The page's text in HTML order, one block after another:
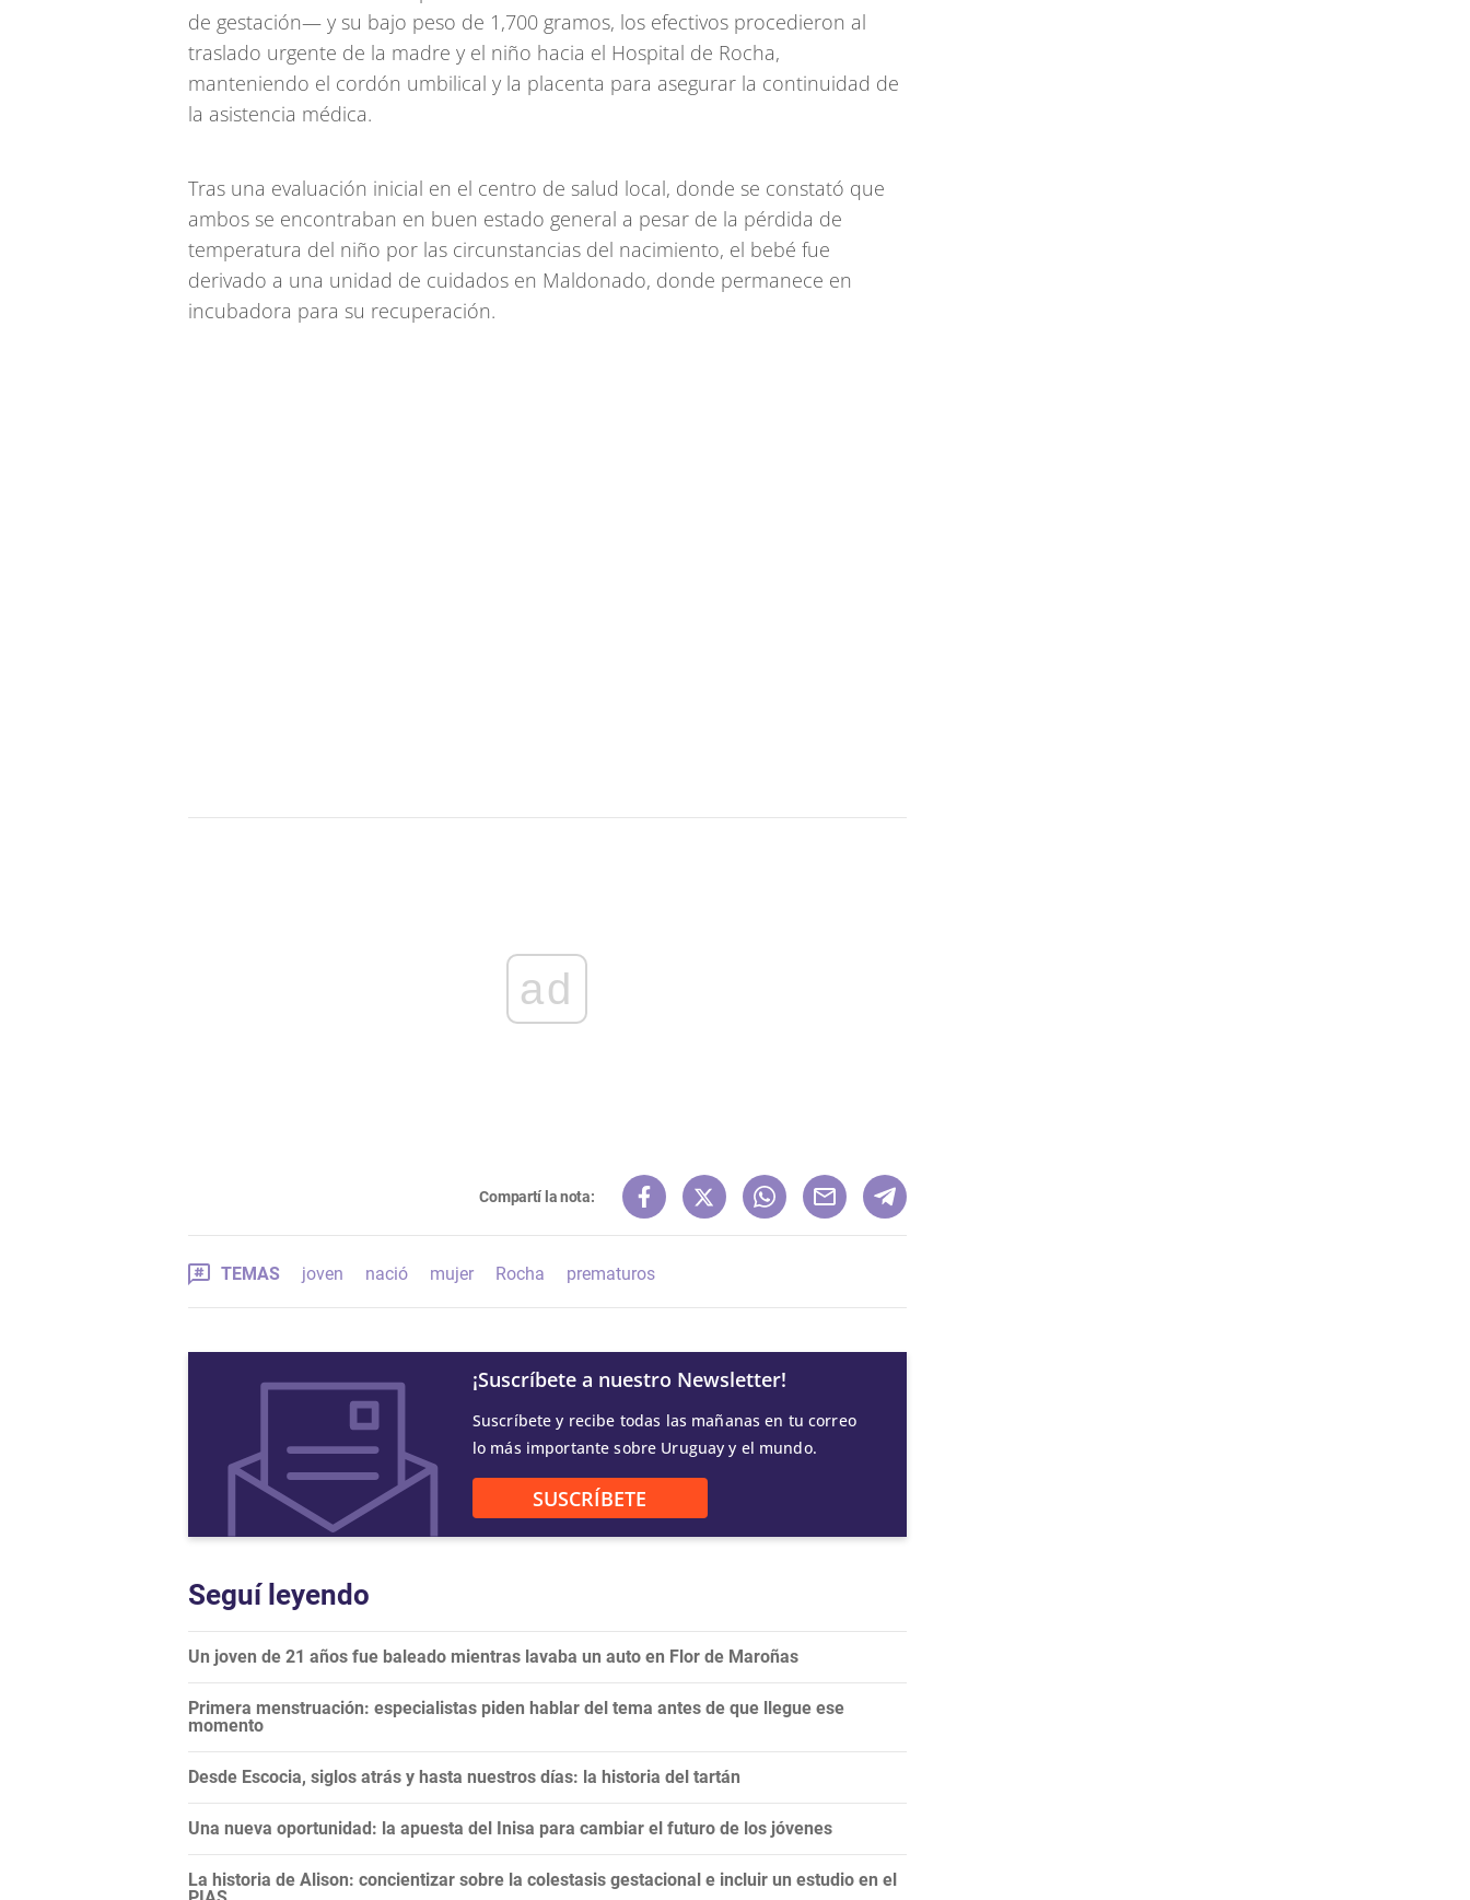
de gestación— y su bajo peso de 1,700 gramos, los efectivos procedieron al
traslado urgente de la madre y el niño hacia el Hospital de Rocha,
manteniendo el cordón umbilical y la placenta para asegurar la continuidad de
la asistencia médica.
Tras una evaluación inicial en el centro de salud local, donde se constató que
ambos se encontraban en buen estado general a pesar de la pérdida de
temperatura del niño por las circunstancias del nacimiento, el bebé fue
derivado a una unidad de cuidados en Maldonado, donde permanece en
incubadora para su recuperación.
ad
Compartí la nota:
TEMAS joven nació mujer Rocha prematuros
¡Suscríbete a nuestro Newsletter!
Suscríbete y recibe todas las mañanas en tu correo
lo más importante sobre Uruguay y el mundo.
SUSCRÍBETE
Seguí leyendo
Un joven de 21 años fue baleado mientras lavaba un auto en Flor de Maroñas
Primera menstruación: especialistas piden hablar del tema antes de que llegue ese
momento
Desde Escocia, siglos atrás y hasta nuestros días: la historia del tartán
Una nueva oportunidad: la apuesta del Inisa para cambiar el futuro de los jóvenes
La historia de Alison: concientizar sobre la colestasis gestacional e incluir un estudio en el